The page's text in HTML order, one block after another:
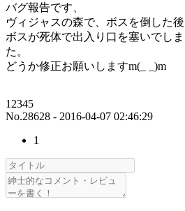
バグ報告です、
ヴィジャスの森で、ボスを倒した
ボスが死体で出入り口を塞いでし
た。
どうか修正お願いしますm(_ _)m
12345
No.28628 - 2016-04-07 02:46:29
1